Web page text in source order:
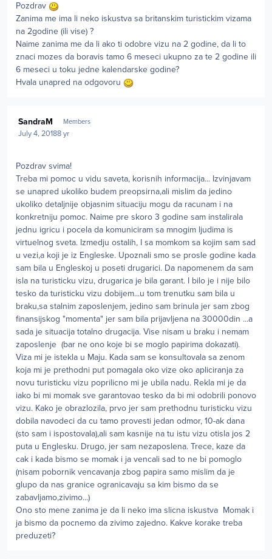
Pozdrav
Zanima me ima li neko iskustva sa britanskim turistickim vizama
na 2godine (ili vise) ?
Naime zanima me da li ako ti odobre vizu na 2 godine, da li to
znaci mozes da boravis tamo 6 meseci ukupno za te 2 godine ili
6 meseci u toku jedne kalendarske godine?
Hvala unapred na odgovoru
SandraM Members
July 4, 20188 yr
Pozdrav svima!
Treba mi pomoc u vidu saveta, korisnih informacija... Izvinjavam
se unapred ukoliko budem preopsirna,ali mislim da jedino
ukoliko detaljnije objasnim situaciju mogu da racunam i na
konkretniju pomoc. Naime pre skoro 3 godine sam instalirala
jednu igricu i pocela da komuniciram sa mnogim ljudima is
virtuelnog sveta. Izmedju ostalih, I sa momkom sa kojim sam sad
u vezi,a koji je iz Engleske. Upoznali smo se prosle godine kada
sam bila u Engleskoj u poseti drugarici. Da napomenem da sam
isla na turisticku vizu, drugarica je bila garant. I bilo je i nije bilo
tesko da turisticku vizu dobijem...u tom trenutku sam bila u
braku,sa stalnim zaposlenjem, jedino sam brinula jer sam zbog
finansijskog "momenta" jer sam bila prijavljena na 30000din ...a
sada je situacija totalno drugacija. Vise nisam u braku i nemam
zaposlenje (bar ne ono koje bi se moglo papirima dokazati).
Viza mi je istekla u Maju. Kada sam se konsultovala sa zenom
koja mi je prethodni put pomagala oko vize oko apliciranja za
novu turisticku vizu poprilicno mi je ubila nadu. Rekla mi je da
iako bi mi momak sve garantovao tesko da bi mi odobrili ponovo
vizu. Kako je obrazlozila, prvo jer sam prethodnu turisticku vizu
dobila navodeci da cu tamo provesti jedan odmor, 10-ak dana
(sto sam i ispostovala),ali sam kasnije na tu istu vizu otisla jos 2
puta u Englesku. Drugo, jer sam nezaposlena. Trece, kaze da
cak i kada bismo se momak i ja vencali sad to ne bi pomoglo
(nisam pobornik vencavanja zbog papira samo mislim da je
glupo da nas granice ogranicavaju sa kim bismo da se
zabavljamo,zivimo...)
Ono sto mene zanima je da li neko ima slicna iskustva Momak i
ja bismo da pocnemo da zivimo zajedno. Kakve korake treba
preduzeti?